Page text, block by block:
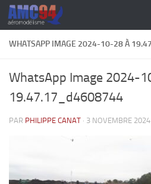
Skip to content
WHATSAPP IMAGE 2024-10-28 À
WhatsApp Image 2024-
19.47.17_d4608744
PAR PHILIPPE CANAT · 3 NOVEMBRE 2024